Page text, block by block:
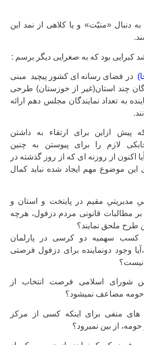
دنبال «منیّت» و یا کلاهی از نمد این
شد کبرایی بود که به صغرایی دیگر برسم :
) در فضای رسانه ای کشور پیچید مبنی
چند استان(غیر از خوزستان) طرحی
افزایش ۲۰ نماینده به تعداد نمایندگان مجلس دهم ارائه
ازاین برای ارتقاء به داشتن
لازم را برای پیوستن به چنین
اکنون از روزنه ای که از روز گذشته در
این موضوع مهم ایجاد شده نباید کمال
مدیریتیِ مقیم در پایتخت و استان و
بر مطالبات قانونی مردم دزفول، هرچه
طرح ملحق نمایند؟
کسب سهمیه دو کرسی در پارلمان
وجود دونماینده برای دزفول فرصتی
نیست؟
شورای اسلامی فرصت انتخاب از
حومه مضاعف نمیشود؟
های منفی برای اینکه کسی از مرکز
حومه، از بین نمیرود؟